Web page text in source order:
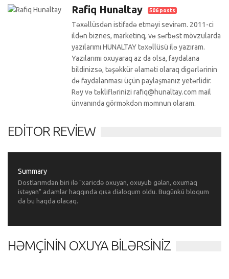
Rafiq Hunaltay 506 posts
Təxəllüsdən istifadə etməyi sevirəm. 2011-ci
ildən biznes, marketinq, və sərbəst mövzularda
yazılarımı HUNALTAY təxəllüsü ilə yazıram.
Yazılarımı oxuyaraq az da olsa, faydalana
bildinizsə, təşəkkür əlaməti olaraq digərlərinin
də faydalanması üçün paylaşmanız yetərlidir.
Rəy və təkliflərinizi rafiq@hunaltay.com mail
ünvanında görməkdən məmnun olaram.
EDITOR REVIEW
Summary
Dostlarımdan biri ilə "xaricdə oxuyan, oxuyub gələn, oxumaq
istəyən" adamlar haqqında qısa dialoqum oldu. Bugünkü bloqum
da bu haqda olacaq.
HƏMÇININ OXUYA BILƏRSINIZ